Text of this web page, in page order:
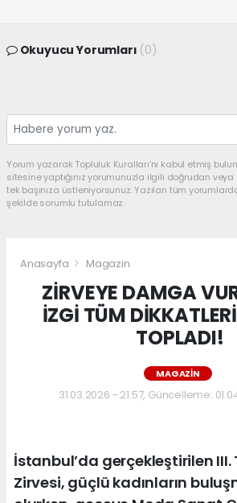
Okuyucu Yorumları (0)
Yorum yazarak Topluluk Kuralları’nı kabul etmiş
sitesine yaptığınız yorumunuzla ilgili doğrudan
tek başınıza üstleniyorsunuz. Yazılan tüm
şekilde sorumlu tutulamaz.
Anasayfa Magazin
ZİRVEYE DAMGA
İZGİ TÜM
TOPLADI!
MAGAZIN
31.03.2026 - 21:57, Güncelleme:
İstanbul’da gerçekleştirilen III.
Zirvesi, güçlü kadınların